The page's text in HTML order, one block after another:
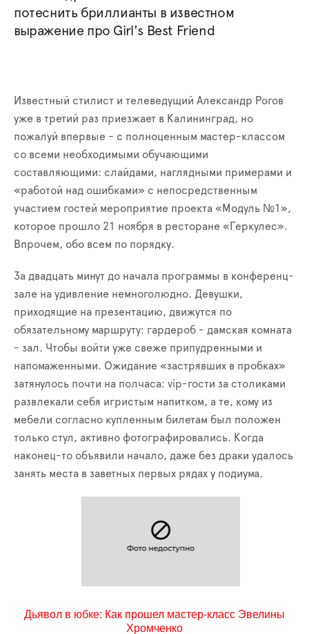
потеснить бриллианты в известном
выражение про Girl's Best Friend
Известный стилист и телеведущий Александр Рогов
уже в третий раз приезжает в Калининград, но
пожалуй впервые - с полноценным мастер-классом
со всеми необходимыми обучающими
составляющими: слайдами, наглядными примерами и
«работой над ошибками» с непосредственным
участием гостей мероприятие проекта «Модуль №1»,
которое прошло 21 ноября в ресторане «Геркулес».
Впрочем, обо всем по порядку.
За двадцать минут до начала программы в конференц-
зале на удивление немноголюдно. Девушки,
приходящие на презентацию, движутся по
обязательному маршруту: гардероб - дамская комната
- зал. Чтобы войти уже свеже припудренными и
напомаженными. Ожидание «застрявших в пробках»
затянулось почти на полчаса: vip-гости за столиками
развлекали себя игристым напитком, а те, кому из
мебели согласно купленным билетам был положен
только стул, активно фотографировались. Когда
наконец-то объявили начало, даже без драки удалось
занять места в заветных первых рядах у подиума.
Дьявол в юбке: Как прошел мастер-класс Эвелины
Хромченко